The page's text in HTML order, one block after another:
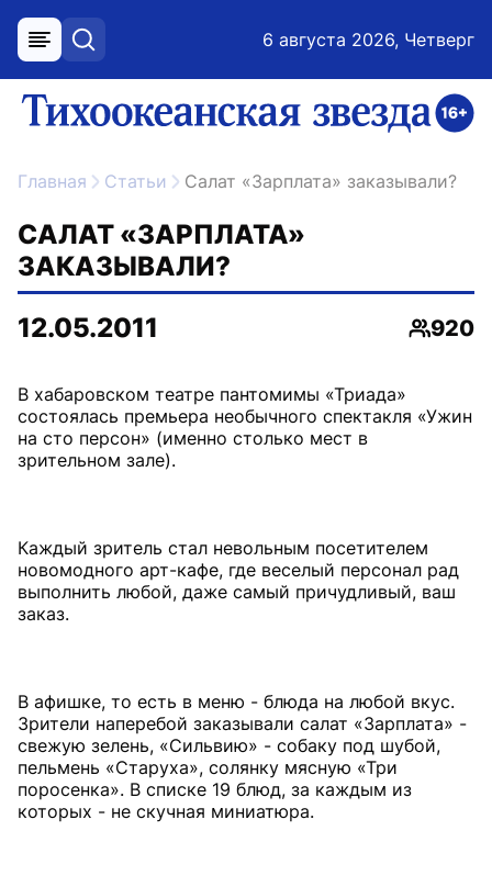
меню поиск 6 августа 2026, Четверг
ссылка на главную
Главная Статьи Салат «Зарплата» заказывали?
САЛАТ «ЗАРПЛАТА»
ЗАКАЗЫВАЛИ?
12.05.2011
920
В хабаровском театре пантомимы «Триада»
состоялась премьера необычного спектакля «Ужин
на сто персон» (именно столько мест в
зрительном зале).
Каждый зритель стал невольным посетителем
новомодного арт-кафе, где веселый персонал рад
выполнить любой, даже самый причудливый, ваш
заказ.
В афишке, то есть в меню - блюда на любой вкус.
Зрители наперебой заказывали салат «Зарплата» -
свежую зелень, «Сильвию» - собаку под шубой,
пельмень «Старуха», солянку мясную «Три
поросенка». В списке 19 блюд, за каждым из
которых - не скучная миниатюра.